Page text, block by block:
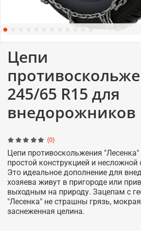
(0)
Цепи
245/65 R15 для
внедорожников
Цепи противоскольжения "Лесенка"
простой конструкцией и несложной
Это идеальное дополнение для
хозяева живут в пригороде или
выходным на природу. Зацепам с
"Лесенка" не страшны грязь,
заснеженная целина.